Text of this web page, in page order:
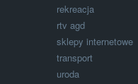
rekreacja
rtv agd
sklepy internetowe
transport
uroda